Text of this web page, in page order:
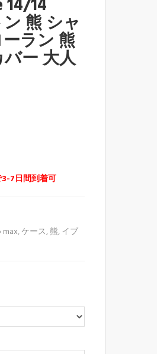
14
熊 シャ
ラン 熊
ー 大人
7日間到着可
,ケース,熊,イブ